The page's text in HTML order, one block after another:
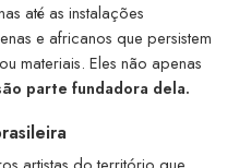
até as instalações
e africanos que persistem
materiais. Eles não apenas
parte fundadora dela.